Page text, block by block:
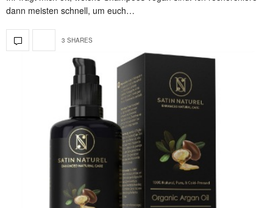
dann meisten schnell, um euch…
3 SHARES